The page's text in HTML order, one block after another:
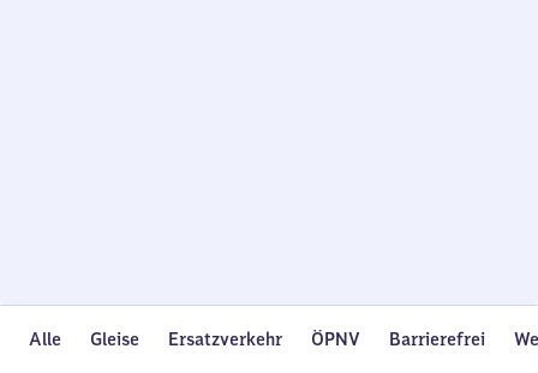
Alle Gleise Ersatzverkehr ÖPNV Barrierefrei